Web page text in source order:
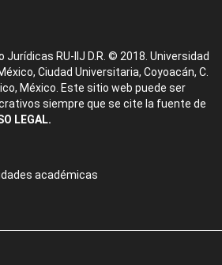
RU-IIJ D.R. © 2018. Universidad
Ciudad Universitaria, Coyoacán, C.
México. Este sitio web puede ser
siempre que se cite la fuente de
LEGAL.
académicas